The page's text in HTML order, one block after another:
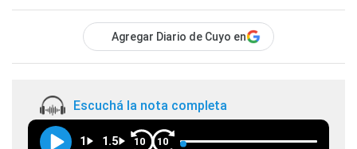
Agregar Diario de Cuyo en
Escuchá la nota completa
1 1.5 10 10